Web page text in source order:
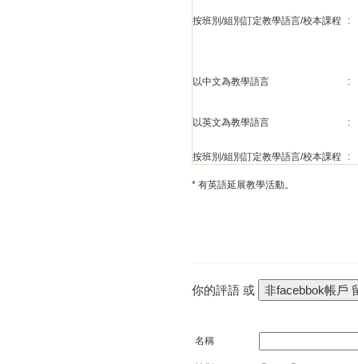
按班別/組別訂定教學語言/校本課程 :
以中文為教學語言 :
以英文為教學語言 :
按班別/組別訂定教學語言/校本課程 :
* 有英語延展教學活動。
你的評語 或
名稱